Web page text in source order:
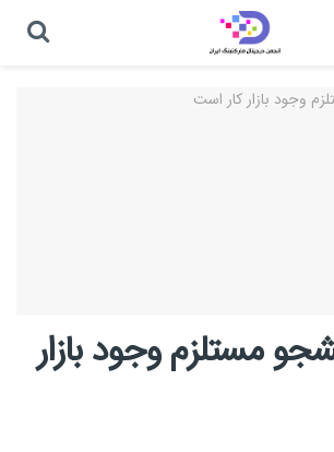
مستلزم وجود بازار